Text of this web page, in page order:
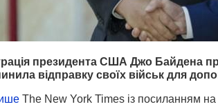
президента США Джо Байдена
відправку своїх військ для
The New York Times із посиланням на